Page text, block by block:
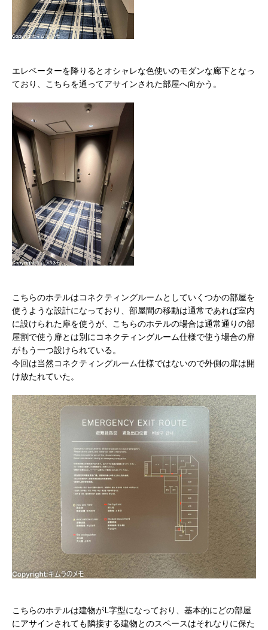
エレベーターを降りるとオシャレな色使いのモダンな廊下となっ
ており、こちらを通ってアサインされた部屋へ向かう。
こちらのホテルはコネクティングルームとしていくつかの部屋を
使うような設計になっており、部屋間の移動は通常であれば室内
に設けられた扉を使うが、こちらのホテルの場合は通常通りの部
屋割で使う扉とは別にコネクティングルーム仕様で使う場合の扉
がもう一つ設けられている。
今回は当然コネクティングルーム仕様ではないので外側の扉は開
け放たれていた。
こちらのホテルは建物がL字型になっており、基本的にどの部屋
にアサインされても隣接する建物とのスペースはそれなりに保た